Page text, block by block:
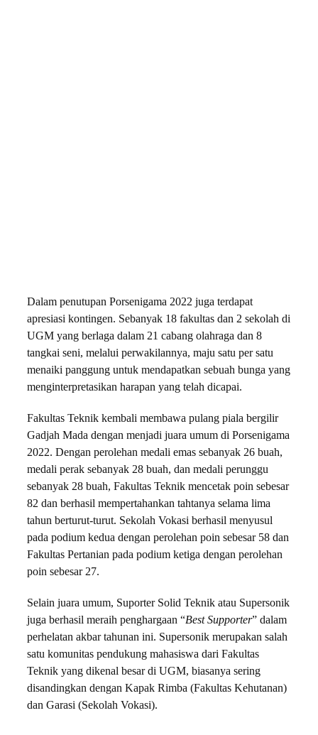
Dalam penutupan Porsenigama 2022 juga terdapat
apresiasi kontingen. Sebanyak 18 fakultas dan 2 sekolah di
UGM yang berlaga dalam 21 cabang olahraga dan 8
tangkai seni, melalui perwakilannya, maju satu per satu
menaiki panggung untuk mendapatkan sebuah bunga yang
menginterpretasikan harapan yang telah dicapai.
Fakultas Teknik kembali membawa pulang piala bergilir
Gadjah Mada dengan menjadi juara umum di Porsenigama
2022. Dengan perolehan medali emas sebanyak 26 buah,
medali perak sebanyak 28 buah, dan medali perunggu
sebanyak 28 buah, Fakultas Teknik mencetak poin sebesar
82 dan berhasil mempertahankan tahtanya selama lima
tahun berturut-turut. Sekolah Vokasi berhasil menyusul
pada podium kedua dengan perolehan poin sebesar 58 dan
Fakultas Pertanian pada podium ketiga dengan perolehan
poin sebesar 27.
Selain juara umum, Suporter Solid Teknik atau Supersonik
juga berhasil meraih penghargaan “Best Supporter” dalam
perhelatan akbar tahunan ini. Supersonik merupakan salah
satu komunitas pendukung mahasiswa dari Fakultas
Teknik yang dikenal besar di UGM, biasanya sering
disandingkan dengan Kapak Rimba (Fakultas Kehutanan)
dan Garasi (Sekolah Vokasi).